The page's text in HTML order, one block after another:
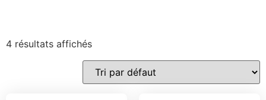
4 résultats affichés